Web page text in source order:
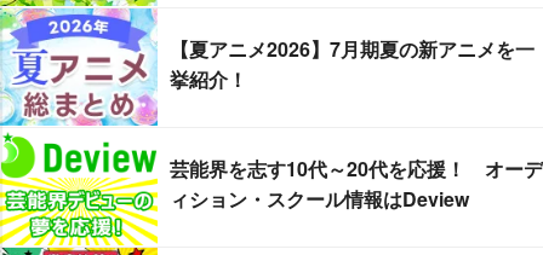
【夏アニメ2026】7月期夏の新アニメを一
挙紹介！
芸能界を志す10代～20代を応援！ オーデ
ィション・スクール情報はDeview